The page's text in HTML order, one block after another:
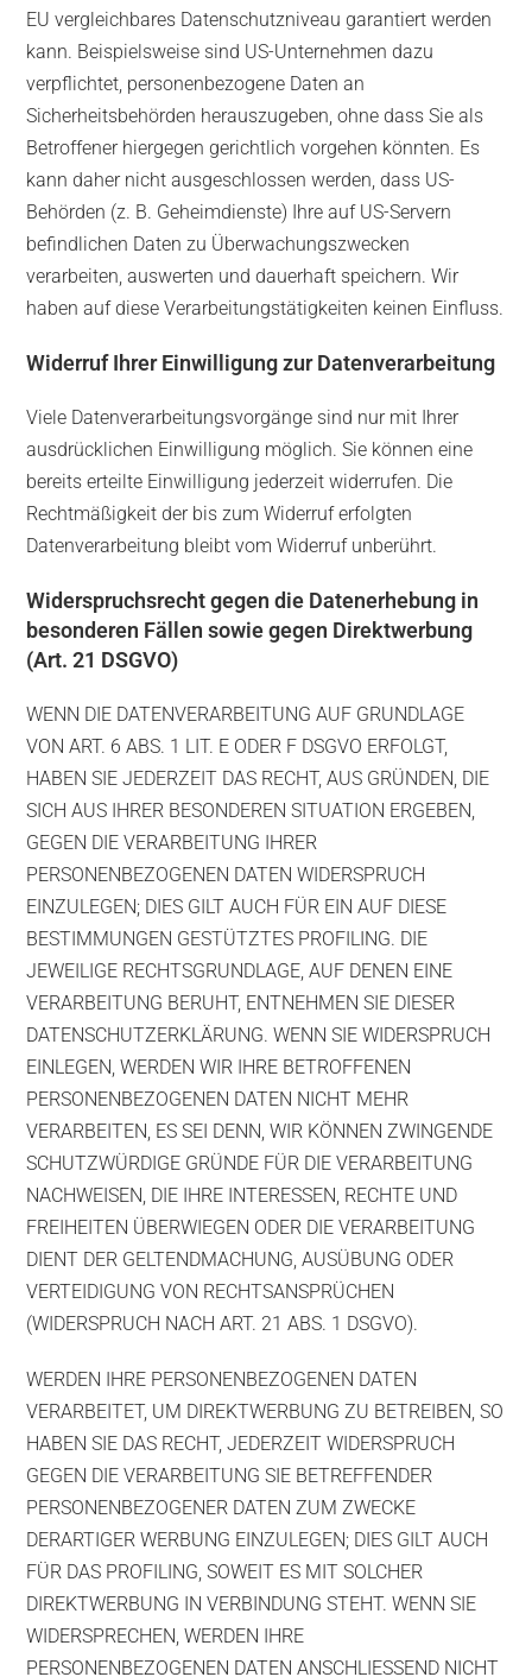
EU vergleichbares Datenschutzniveau garantiert werden
kann. Beispielsweise sind US-Unternehmen dazu
verpflichtet, personenbezogene Daten an
Sicherheitsbehörden herauszugeben, ohne dass Sie als
Betroffener hiergegen gerichtlich vorgehen könnten. Es
kann daher nicht ausgeschlossen werden, dass US-
Behörden (z. B. Geheimdienste) Ihre auf US-Servern
befindlichen Daten zu Überwachungszwecken
verarbeiten, auswerten und dauerhaft speichern. Wir
haben auf diese Verarbeitungstätigkeiten keinen Einfluss.
Widerruf Ihrer Einwilligung zur Datenverarbeitung
Viele Datenverarbeitungsvorgänge sind nur mit Ihrer
ausdrücklichen Einwilligung möglich. Sie können eine
bereits erteilte Einwilligung jederzeit widerrufen. Die
Rechtmäßigkeit der bis zum Widerruf erfolgten
Datenverarbeitung bleibt vom Widerruf unberührt.
Widerspruchsrecht gegen die Datenerhebung in
besonderen Fällen sowie gegen Direktwerbung
(Art. 21 DSGVO)
WENN DIE DATENVERARBEITUNG AUF GRUNDLAGE
VON ART. 6 ABS. 1 LIT. E ODER F DSGVO ERFOLGT,
HABEN SIE JEDERZEIT DAS RECHT, AUS GRÜNDEN, DIE
SICH AUS IHRER BESONDEREN SITUATION ERGEBEN,
GEGEN DIE VERARBEITUNG IHRER
PERSONENBEZOGENEN DATEN WIDERSPRUCH
EINZULEGEN; DIES GILT AUCH FÜR EIN AUF DIESE
BESTIMMUNGEN GESTÜTZTES PROFILING. DIE
JEWEILIGE RECHTSGRUNDLAGE, AUF DENEN EINE
VERARBEITUNG BERUHT, ENTNEHMEN SIE DIESER
DATENSCHUTZERKLÄRUNG. WENN SIE WIDERSPRUCH
EINLEGEN, WERDEN WIR IHRE BETROFFENEN
PERSONENBEZOGENEN DATEN NICHT MEHR
VERARBEITEN, ES SEI DENN, WIR KÖNNEN ZWINGENDE
SCHUTZWÜRDIGE GRÜNDE FÜR DIE VERARBEITUNG
NACHWEISEN, DIE IHRE INTERESSEN, RECHTE UND
FREIHEITEN ÜBERWIEGEN ODER DIE VERARBEITUNG
DIENT DER GELTENDMACHUNG, AUSÜBUNG ODER
VERTEIDIGUNG VON RECHTSANSPRÜCHEN
(WIDERSPRUCH NACH ART. 21 ABS. 1 DSGVO).
WERDEN IHRE PERSONENBEZOGENEN DATEN
VERARBEITET, UM DIREKTWERBUNG ZU BETREIBEN, SO
HABEN SIE DAS RECHT, JEDERZEIT WIDERSPRUCH
GEGEN DIE VERARBEITUNG SIE BETREFFENDER
PERSONENBEZOGENER DATEN ZUM ZWECKE
DERARTIGER WERBUNG EINZULEGEN; DIES GILT AUCH
FÜR DAS PROFILING, SOWEIT ES MIT SOLCHER
DIREKTWERBUNG IN VERBINDUNG STEHT. WENN SIE
WIDERSPRECHEN, WERDEN IHRE
PERSONENBEZOGENEN DATEN ANSCHLIESSEND NICHT